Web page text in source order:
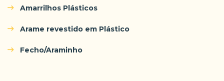
Amarrilhos Plásticos
Arame revestido em Plástico
Fecho/Araminho